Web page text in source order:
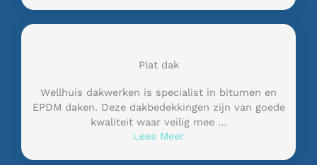
Plat dak
Wellhuis dakwerken is specialist in bitumen en
EPDM daken. Deze dakbedekkingen zijn van goede
kwaliteit waar veilig mee …
Lees Meer